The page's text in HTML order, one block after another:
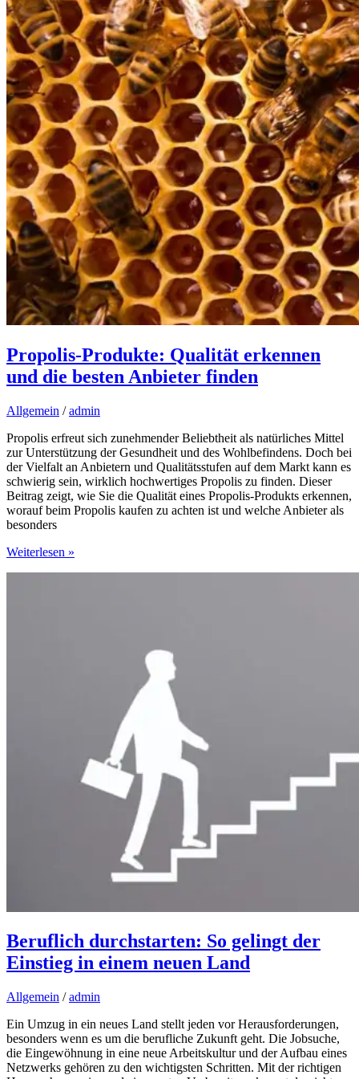
Propolis-Produkte: Qualität erkennen
und die besten Anbieter finden
Allgemein /admin
Propolis erfreut sich zunehmender Beliebtheit als natürliches Mittel
zur Unterstützung der Gesundheit und des Wohlbefindens. Doch bei
der Vielfalt an Anbietern und Qualitätsstufen auf dem Markt kann es
schwierig sein, wirklich hochwertiges Propolis zu finden. Dieser
Beitrag zeigt, wie Sie die Qualität eines Propolis-Produkts erkennen,
worauf beim Propolis kaufen zu achten ist und welche Anbieter als
besonders
Propolis-
Weiterlesen »
Beruflich durchstarten: So gelingt der
Einstieg in einem neuen Land
Allgemein /admin
Ein Umzug in ein neues Land stellt jeden vor Herausforderungen,
besonders wenn es um die berufliche Zukunft geht. Die Jobsuche,
die Eingewöhnung in eine neue Arbeitskultur und der Aufbau eines
Netzwerks gehören zu den wichtigsten Schritten. Mit der richtigen